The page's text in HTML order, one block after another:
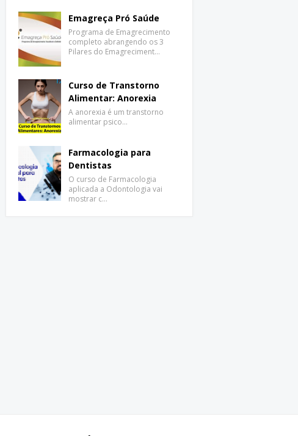
Emagreça Pró Saúde
Programa de Emagrecimento
completo abrangendo os 3
Pilares do Emagreciment…
Curso de Transtorno
Alimentar: Anorexia
A anorexia é um transtorno
alimentar psico…
Farmacologia para
Dentistas
O curso de Farmacologia
aplicada a Odontologia vai
mostrar c…